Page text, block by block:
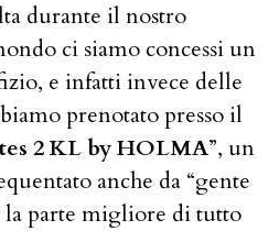
durante il nostro
ci siamo concessi un
e infatti invece delle
prenotato presso il
2 KL by HOLMA”, un
anche da “gente
la parte migliore di tutto